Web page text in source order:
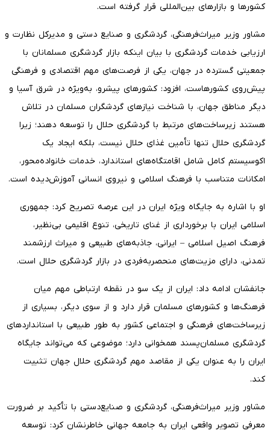
کشورها و بازارهای بین‌المللی قرار گرفته است.
مشاور وزیر میراث‌فرهنگی، گردشگری و صنایع دستی و مدیرکل نظارت و
ارزیابی خدمات گردشگری با بیان اینکه بازار گردشگری مسلمانان با
جمعیتی گسترده در جهان، یکی از فرصت‌های مهم اقتصادی و فرهنگی
پیش‌روی کشورهاست، افزود: کشورهای پیشرو، به‌ویژه در شرق آسیا و
دیگر مناطق جهان، با شناخت نیازهای گردشگران مسلمان در تلاش
هستند زیرساخت‌های مرتبط با گردشگری حلال را توسعه دهند؛ زیرا
گردشگری حلال تنها تأمین غذای حلال نیست، بلکه ایجاد یک
اکوسیستم کامل شامل اقامتگاه‌های استاندارد، خدمات خانواده‌محور،
امکانات متناسب با فرهنگ اسلامی و نیروی انسانی آموزش‌دیده است.
او با اشاره به جایگاه ویژه ایران در این عرصه تصریح کرد: جمهوری
اسلامی ایران با برخورداری از غنای تاریخی، تنوع اقلیمی بی‌نظیر،
فرهنگ اصیل اسلامی – ایرانی، جاذبه‌های طبیعی و میراث ارزشمند
تمدنی، دارای مزیت‌های منحصربه‌فردی در بازار گردشگری حلال است.
جانفشان ادامه داد: ایران از یک سو در نقطه ارتباطی مهم میان
فرهنگ‌ها و کشورهای مسلمان قرار دارد و از سوی دیگر، بسیاری از
زیرساخت‌های فرهنگی و اجتماعی کشور به طور طبیعی با استانداردهای
گردشگری مسلمان‌پسند همخوانی دارد؛ موضوعی که می‌تواند جایگاه
ایران را به عنوان یکی از مقاصد مهم گردشگری حلال جهان تثبیت
کند.
مشاور وزیر میراث‌فرهنگی، گردشگری و صنایع‌دستی با تأکید بر ضرورت
معرفی تصویر واقعی ایران به جامعه جهانی خاطرنشان کرد: توسعه